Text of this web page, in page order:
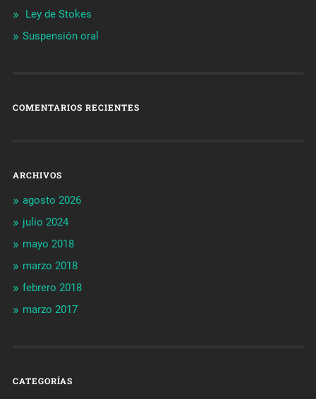
Ley de Stokes
Suspensión oral
COMENTARIOS RECIENTES
ARCHIVOS
agosto 2026
julio 2024
mayo 2018
marzo 2018
febrero 2018
marzo 2017
CATEGORÍAS